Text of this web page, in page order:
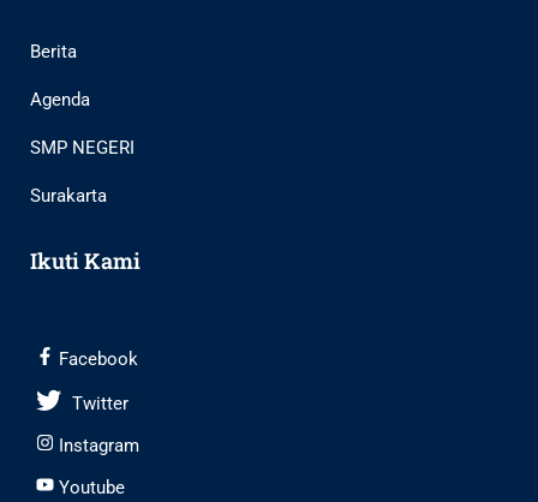
Berita
Agenda
SMP NEGERI
Surakarta
Ikuti Kami
Facebook
Twitter
Instagram
Youtube